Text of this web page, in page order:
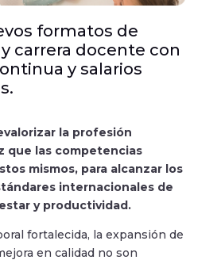
formatos de
carrera docente con
y salarios
la profesión
que las competencias
mismos, para alcanzar los
internacionales de
y productividad.
fortalecida, la expansión de
en calidad no son